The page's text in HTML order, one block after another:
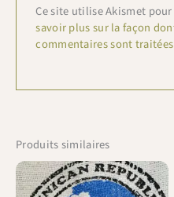
Ce site utilise Akismet
savoir plus sur la façon
commentaires sont traitées
Produits similaires